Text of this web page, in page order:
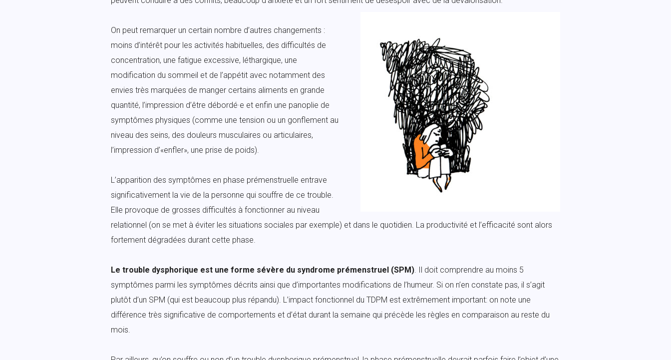
On peut remarquer un certain nombre d’autres changements :
moins d’intérêt pour les activités habituelles, des difficultés de
concentration, une fatigue excessive, léthargique, une
modification du sommeil et de l’appétit avec notamment des
envies très marquées de manger certains aliments en grande
quantité, l’impression d’être débordé·e et enfin une panoplie de
symptômes physiques (comme une tension ou un gonflement au
niveau des seins, des douleurs musculaires ou articulaires,
l’impression d’«enfler», une prise de poids).
L’apparition des symptômes en phase prémenstruelle entrave
significativement la vie de la personne qui souffre de ce trouble.
Elle provoque de grosses difficultés à fonctionner au niveau
relationnel (on se met à éviter les situations sociales par exemple) et dans le quotidien. La productivité et l’efficacité sont alors
fortement dégradées durant cette phase.
Le trouble dysphorique est une forme sévère du syndrome prémenstruel (SPM). Il doit comprendre au moins 5
symptômes parmi les symptômes décrits ainsi que d’importantes modifications de l’humeur. Si on n’en constate pas, il s’agit
plutôt d’un SPM (qui est beaucoup plus répandu). L’impact fonctionnel du TDPM est extrêmement important: on note une
différence très significative de comportements et d’état durant la semaine qui précède les règles en comparaison au reste du
mois.